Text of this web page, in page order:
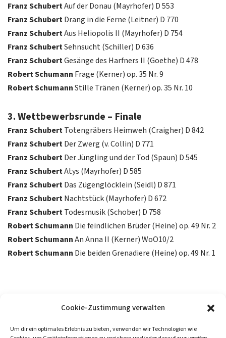
Cookie-Zustimmung verwalten
Um dir ein optimales Erlebnis zu bieten, verwenden wir Technologien wie
Franz SchubertAuf der Donau (Mayrhofer) D 553
Franz SchubertDrang in die Ferne (Leitner) D 770
Franz SchubertAus Heliopolis II (Mayrhofer) D 754
Franz SchubertSehnsucht (Schiller) D 636
Franz SchubertGesänge des Harfners II (Goethe) D 478
Robert Schumann Frage (Kerner) op. 35 Nr. 9
Robert SchumannStille Tränen (Kerner) op. 35 Nr. 10
3. Wettbewerbsrunde – Finale
Franz SchubertTotengräbers Heimweh (Craigher) D 842
Franz SchubertDer Zwerg (v. Collin) D 771
Franz SchubertDer Jüngling und der Tod (Spaun) D 545
Franz SchubertAtys (Mayrhofer) D 585
Franz SchubertDas Zügenglöcklein (Seidl) D 871
Franz SchubertNachtstück (Mayrhofer) D 672
Franz SchubertTodesmusik (Schober) D 758
Robert Schumann Die feindlichen Brüder (Heine) op. 49 Nr. 2
Robert SchumannAn Anna II (Kerner) WoO10/2
Robert Schumann Die beiden Grenadiere (Heine) op. 49 Nr. 1